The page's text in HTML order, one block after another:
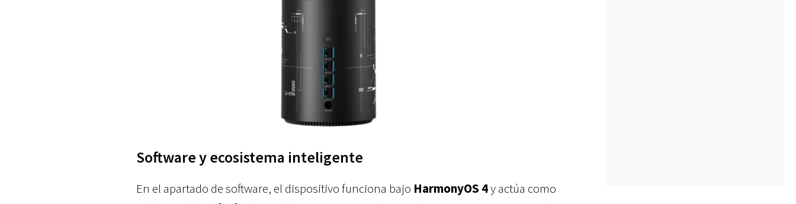
Software y ecosistema inteligente
En el apartado de software, el dispositivo funciona bajo HarmonyOS 4y actúa como